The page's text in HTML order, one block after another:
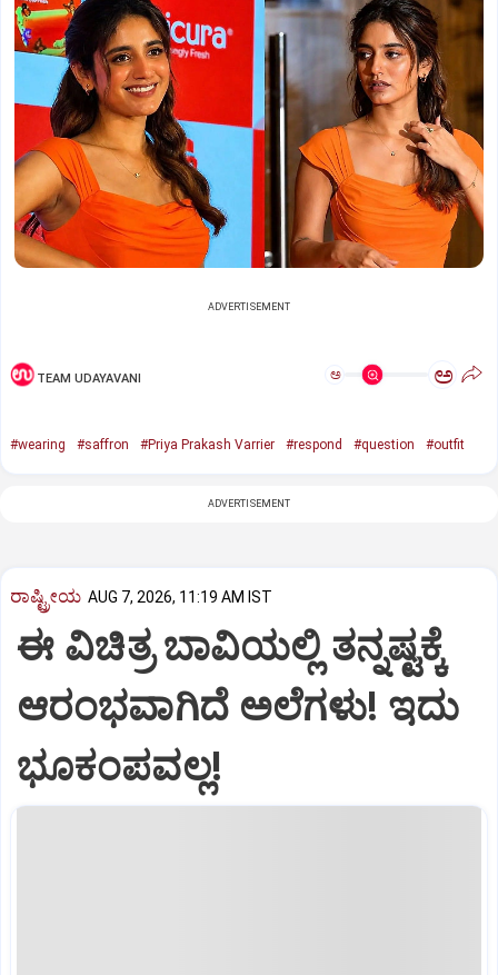
ADVERTISEMENT
TEAM UDAYAVANI ಅ ಅ
#wearing #saffron #Priya Prakash Varrier #respond #question #outfit
ADVERTISEMENT
ರಾಷ್ಟ್ರೀಯ AUG 7, 2026, 11:19 AM IST
ಈ ವಿಚಿತ್ರ ಬಾವಿಯಲ್ಲಿ ತನ್ನಷ್ಟಕ್ಕೆ
ಆರಂಭವಾಗಿದೆ ಅಲೆಗಳು! ಇದು
ಭೂಕಂಪವಲ್ಲ!